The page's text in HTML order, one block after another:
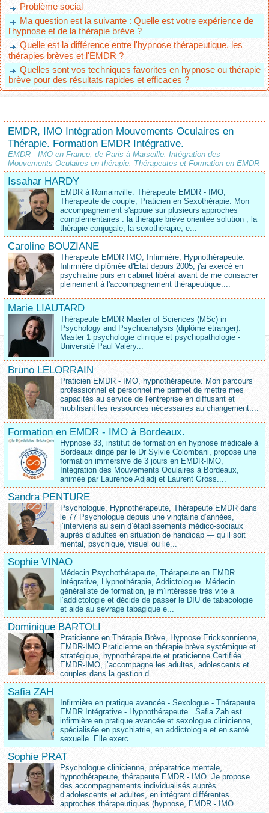
Problème social
Ma question est la suivante : Quelle est votre expérience de
l'hypnose et de la thérapie brève ?
Quelle est la différence entre l'hypnose thérapeutique, les
thérapies brèves et l'EMDR ?
Quelles sont vos techniques favorites en hypnose ou thérapie
brève pour des résultats rapides et efficaces ?
EMDR, IMO Intégration Mouvements Oculaires en
Thérapie. Formation EMDR Intégrative.
EMDR - IMO en France, de Paris à Marseille. Intégration des
Mouvements Oculaires en thérapie. Thérapeutes et Formation en EMDR
Issahar HARDY
EMDR à Romainville: Thérapeute EMDR - IMO,
Thérapeute de couple, Praticien en Sexothérapie. Mon
accompagnement s'appuie sur plusieurs approches
complémentaires : la thérapie brève orientée solution , la
thérapie conjugale, la sexothérapie, e...
Caroline BOUZIANE
Thérapeute EMDR IMO, Infirmière, Hypnothérapeute.
Infirmière diplômée d'État depuis 2005, j'ai exercé en
psychiatrie puis en cabinet libéral avant de me consacrer
pleinement à l'accompagnement thérapeutique....
Marie LIAUTARD
Thérapeute EMDR Master of Sciences (MSc) in
Psychology and Psychoanalysis (diplôme étranger).
Master 1 psychologie clinique et psychopathologie -
Université Paul Valéry...
Bruno LELORRAIN
Praticien EMDR - IMO, hypnothérapeute. Mon parcours
professionnel et personnel me permet de mettre mes
capacités au service de l'entreprise en diffusant et
mobilisant les ressources nécessaires au changement....
Formation en EMDR - IMO à Bordeaux.
Hypnose 33, institut de formation en hypnose médicale à
Bordeaux dirigé par le Dr Sylvie Colombani, propose une
formation immersive de 3 jours en EMDR-IMO,
Intégration des Mouvements Oculaires à Bordeaux,
animée par Laurence Adjadj et Laurent Gross....
Sandra PENTURE
Psychologue, Hypnothérapeute, Thérapeute EMDR dans
le 77 Psychologue depuis une vingtaine d’années,
j’interviens au sein d’établissements médico‑sociaux
auprès d’adultes en situation de handicap — qu’il soit
mental, psychique, visuel ou lié...
Sophie VINAO
Médecin Psychothérapeute, Thérapeute en EMDR
Intégrative, Hypnothérapie, Addictologue. Médecin
généraliste de formation, je m’intéresse très vite à
l’addictologie et décide de passer le DIU de tabacologie
et aide au sevrage tabagique e...
Dominique BARTOLI
Praticienne en Thérapie Brève, Hypnose Ericksonnienne,
EMDR-IMO Praticienne en thérapie brève systémique et
stratégique, hypnothérapeute et praticienne Certifiée
EMDR-IMO, j’accompagne les adultes, adolescents et
couples dans la gestion d...
Safia ZAH
Infirmière en pratique avancée - Sexologue - Thérapeute
EMDR Intégrative - Hypnothérapeute.. Safia Zah est
infirmière en pratique avancée et sexologue clinicienne,
spécialisée en psychiatrie, en addictologie et en santé
sexuelle. Elle exerc...
Sophie PRAT
Psychologue clinicienne, préparatrice mentale,
hypnothérapeute, thérapeute EMDR - IMO. Je propose
des accompagnements individualisés auprès
d‘adolescents et adultes, en intégrant différentes
approches thérapeutiques (hypnose, EMDR - IMO......